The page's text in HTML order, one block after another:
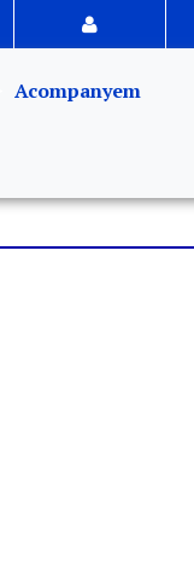
Acompanyem